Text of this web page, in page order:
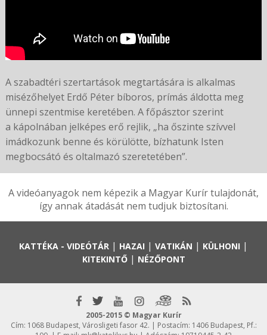
A szabadtéri szertartások megtartására is alkalmas
misézőhelyet Erdő Péter bíboros, prímás áldotta meg
ünnepi szentmise keretében. A főpásztor szerint
a kápolnában jelképes erő rejlik, „ha őszinte szívvel
imádkozunk benne és körülötte, bízhatunk Isten
megbocsátó és oltalmazó szeretetében”.
A videóanyagok nem képezik a Magyar Kurír tulajdonát,
így annak átadását nem tudjuk biztosítani.
KATTÉKA - VIDEÓTÁR | HAZAI | VATIKÁN | KÜLHONI |
KITEKINTŐ| NÉZŐPONT
2005-2015 © Magyar Kurír
Cím: 1068 Budapest, Városligeti fasor 42. | Postacím: 1406 Budapest, Pf.: